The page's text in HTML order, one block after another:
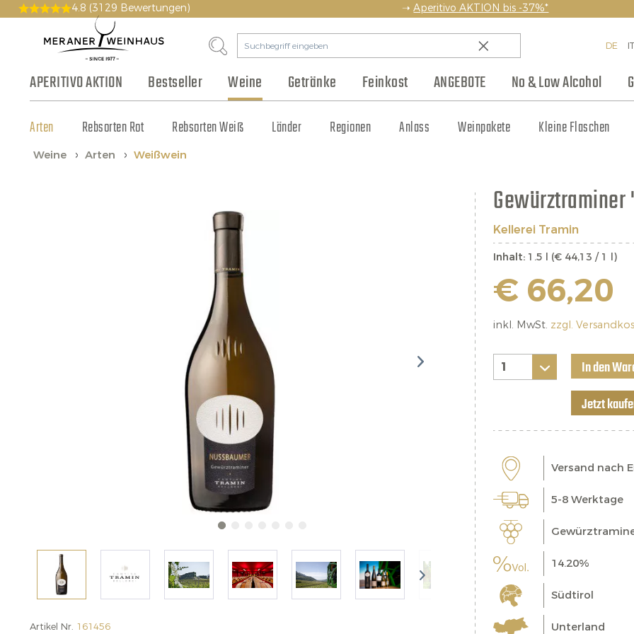
4.8 (3129 Bewertungen) ➝Aperitivo AKTION bis -37%*
DE IT
APERITIVO AKTION Bestseller Weine Getränke Feinkost ANGEBOTE No & Low Alcohol
Arten Rebsorten Rot Rebsorten Weiß Länder Regionen Anlass Weinpakete Kleine Flaschen
Bier & Cidre Fruchtsaft & Sirup Tonic & Cocktailzutaten
Wurst & Aufschnitt Käse Olivenöl & Balsamico Backwaren & Pasta Aufstriche & Chutneys Eingelegtes
Pakete Gutscheine
Geschichte Philosophie Vinothek Großhandel Team Weinhaus Club Blog Hersteller Jobs
Weine Arten Weißwein
Artikel Nr. 161456
Gewürztraminer
Kellerei Tramin
Inhalt: 1.5 l (€ 44,13 / 1 l)
€ 66,20
inkl. MwSt. zzgl.
In den
Jetzt
Versand nach
5-8 Werktage
14.20%
Südtirol
Unterland